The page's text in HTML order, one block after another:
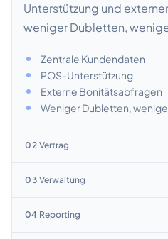
Unterstützung und
weniger Dubletten,
Zentrale Kundendaten
POS-Unterstützung
Externe Bonitätsabfragen
Weniger Dubletten,
02 Vertrag
Konditionsmodellen und
03 Verwaltung
04 Reporting